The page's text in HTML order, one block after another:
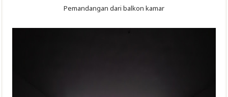
Pemandangan dari balkon kamar